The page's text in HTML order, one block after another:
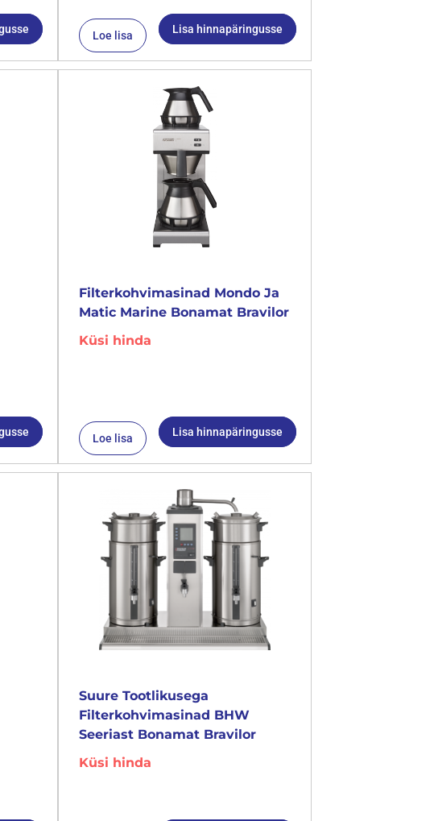
Loe lisa Lisa hinnapäringusse
Filterkohvimasinad Mondo Ja
Matic Marine Bonamat Bravilor
Küsi hinda
Loe lisa Lisa hinnapäringusse
Suure Tootlikusega
Filterkohvimasinad BHW
Seeriast Bonamat Bravilor
Küsi hinda